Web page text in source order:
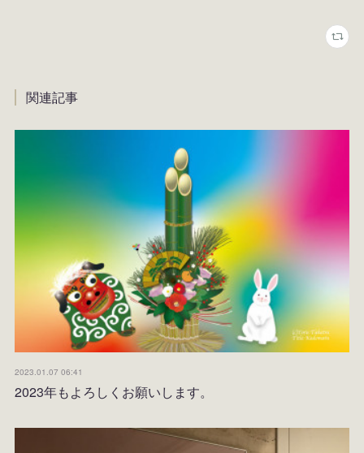
関連記事
2023.01.07 06:41
2023年もよろしくお願いします。